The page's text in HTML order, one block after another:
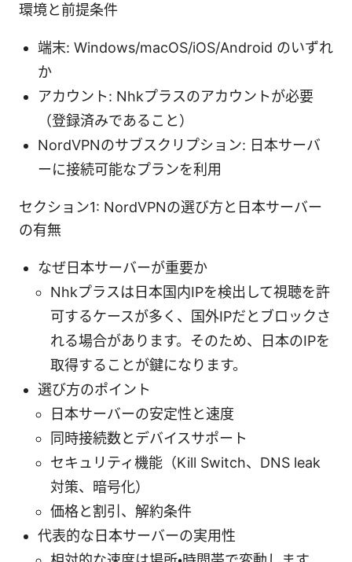
環境と前提条件
端末: Windows/macOS/iOS/Android のいずれ
か
アカウント: Nhkプラスのアカウントが必要
（登録済みであること）
NordVPNのサブスクリプション: 日本サーバ
ーに接続可能なプランを利用
セクション1: NordVPNの選び方と日本サーバー
の有無
なぜ日本サーバーが重要か
Nhkプラスは日本国内IPを検出して視聴を許
可するケースが多く、国外IPだとブロックさ
れる場合があります。そのため、日本のIPを
取得することが鍵になります。
選び方のポイント
日本サーバーの安定性と速度
同時接続数とデバイスサポート
セキュリティ機能（Kill Switch、DNS leak
対策、暗号化）
価格と割引、解約条件
代表的な日本サーバーの実用性